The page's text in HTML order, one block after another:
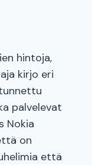
hintoja,
kirjo eri
palvelevat
Nokia
on
että